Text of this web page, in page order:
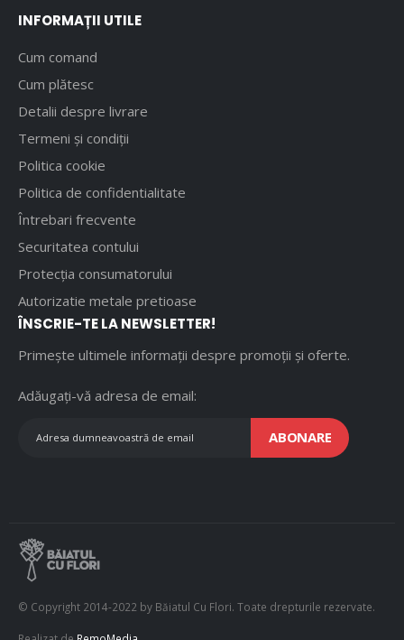
INFORMAȚII UTILE
Cum comand
Cum plătesc
Detalii despre livrare
Termeni și condiții
Politica cookie
Politica de confidentialitate
Întrebari frecvente
Securitatea contului
Protecția consumatorului
Autorizatie metale pretioase
ÎNSCRIE-TE LA NEWSLETTER!
Primește ultimele informații despre promoții și oferte.
Adăugați-vă adresa de email:
ABONARE
© Copyright 2014-2022 by Băiatul Cu Flori. Toate drepturile rezervate.